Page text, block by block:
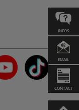
INFOS
EMAIL
CONTACT